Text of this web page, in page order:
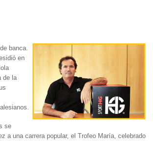
banca.
en
de la
se
a una carrera popular, el Trofeo María, celebrado